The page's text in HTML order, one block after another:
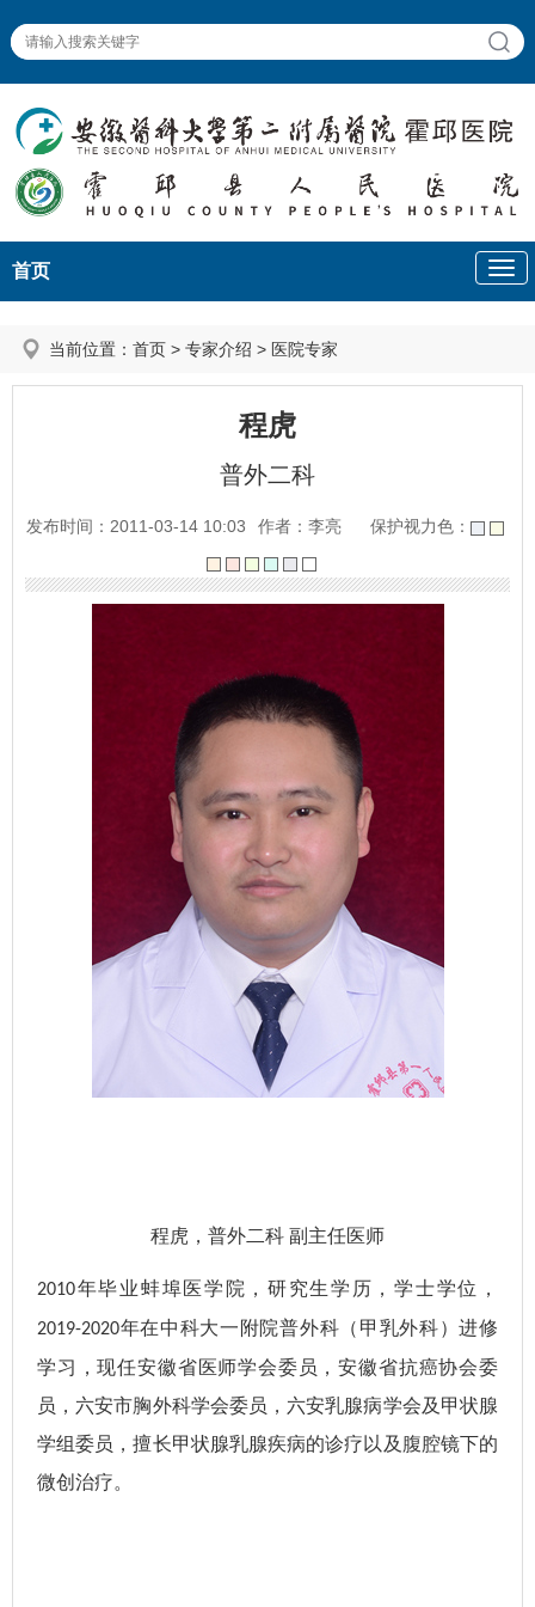
首页
当前位置： 首页 > 专家介绍 > 医院专家
程虎
普外二科
发布时间：2011-03-14 10:03 作者：李亮 保护视力色：
程虎， 普外二科 副主任医师
2010年毕业蚌埠医学院，研究生学历，学士学位，
2019-2020年在中科大一附院普外科（甲乳外科）进修
学习，现任安徽省医师学会委员，安徽省抗癌协会委
员，六安市胸外科学会委员，六安乳腺病学会及甲状腺
学组委员，擅长甲状腺乳腺疾病的诊疗以及腹腔镜下的
微创治疗。